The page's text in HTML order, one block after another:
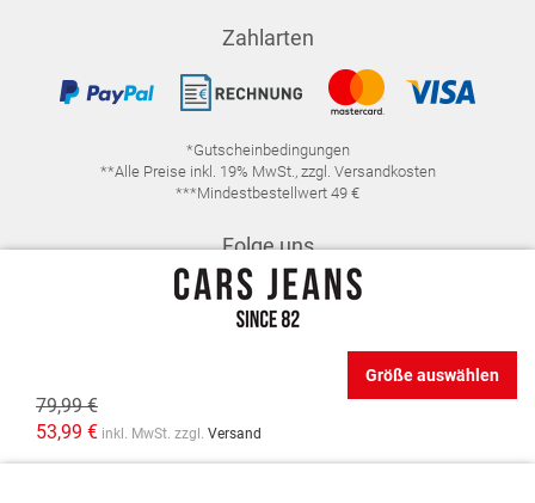
79,99 €
53,99 € inkl. MwSt. zzgl. Versand
Größe auswählen
Zahlarten
*Gutscheinbedingungen
**Alle Preise inkl. 19% MwSt., zzgl. Versandkosten
***Mindestbestellwert 49 €
Folge uns
IMPRESSUM